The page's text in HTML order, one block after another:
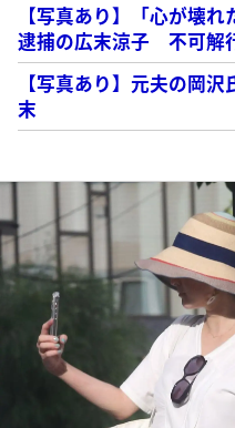
【写真あり】「心が壊
逮捕の広末涼子 不可解
【写真あり】元夫の岡
末